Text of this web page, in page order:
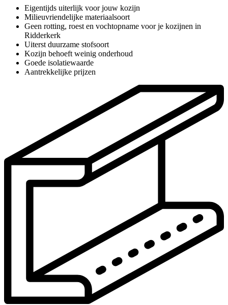
Eigentijds uiterlijk voor jouw kozijn
Milieuvriendelijke materiaalsoort
Geen rotting, roest en vochtopname voor je kozijnen in
Ridderkerk
Uiterst duurzame stofsoort
Kozijn behoeft weinig onderhoud
Goede isolatiewaarde
Aantrekkelijke prijzen